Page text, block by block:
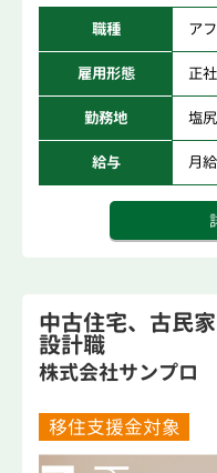
職種 ア
雇用形態 正
勤務地 塩
給与 月
中古住宅、古民
設計職
株式会社サンプロ
移住支援金対象